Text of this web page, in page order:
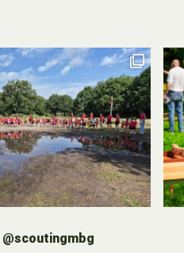
@scoutingmbg